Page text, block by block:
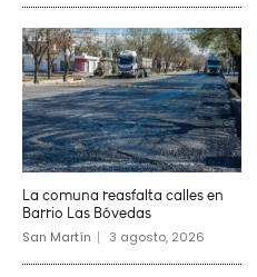
La comuna reasfalta calles en
Barrio Las Bóvedas
San Martín 3 agosto, 2026